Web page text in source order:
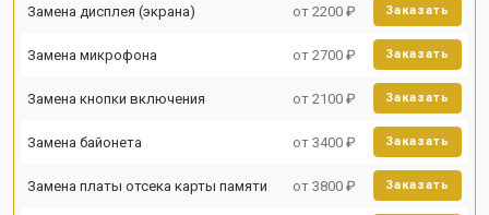
Замена дисплея (экрана) от 2200 ₽ Заказать
Замена микрофона от 2700 ₽ Заказать
Замена кнопки включения от 2100 ₽ Заказать
Замена байонета от 3400 ₽ Заказать
Замена платы отсека карты памяти от 3800 ₽ Заказать